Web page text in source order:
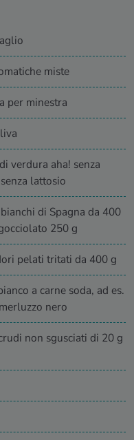
miste
per minestra
verdura aha! senza
lattosio
di Spagna da 400
250 g
pelati tritati da 400 g
a carne soda, ad es.
nero
non sgusciati di 20 g